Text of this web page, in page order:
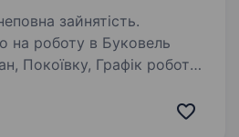
зайнятість.
на роботу в Буковель
Покоївку, Графік роботи
безкоштовно Більше